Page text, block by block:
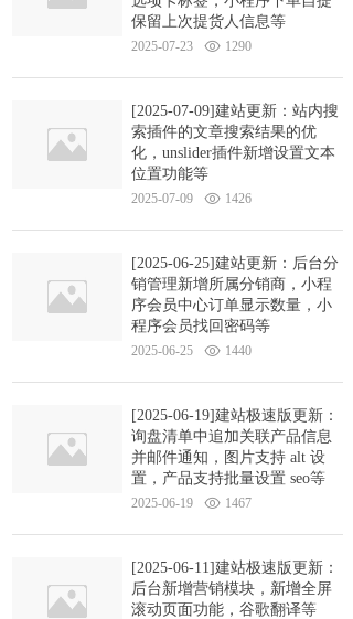
保留上次提货人信息等
2025-07-23 1290
[2025-07-09]建站更新：站内搜
索插件的文章搜索结果的优
化，unslider插件新增设置文本
位置功能等
2025-07-09 1426
[2025-06-25]建站更新：后台分
销管理新增所属分销商，小程
序会员中心订单显示数量，小
程序会员找回密码等
2025-06-25 1440
[2025-06-19]建站极速版更新：
询盘清单中追加关联产品信息
并邮件通知，图片支持 alt 设
置，产品支持批量设置 seo等
2025-06-19 1467
[2025-06-11]建站极速版更新：
后台新增营销模块，新增全屏
滚动页面功能，谷歌翻译等